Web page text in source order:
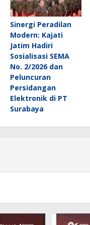
Sinergi Peradilan
Modern: Kajati
Jatim Hadiri
Sosialisasi SEMA
No. 2/2026 dan
Peluncuran
Persidangan
Elektronik di PT
Surabaya